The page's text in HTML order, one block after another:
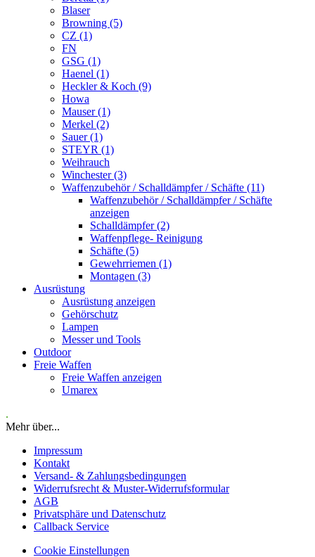
Blaser
Browning (5)
CZ (1)
FN
GSG (1)
Haenel (1)
Heckler & Koch (9)
Howa
Mauser (1)
Merkel (2)
Sauer (1)
STEYR (1)
Weihrauch
Winchester (3)
Waffenzubehör / Schalldämpfer / Schäfte (11)
Waffenzubehör / Schalldämpfer / Schäfte
anzeigen
Schalldämpfer (2)
Waffenpflege- Reinigung
Schäfte (5)
Gewehrriemen (1)
Montagen (3)
Ausrüstung
Ausrüstung anzeigen
Gehörschutz
Lampen
Messer und Tools
Outdoor
Freie Waffen
Freie Waffen anzeigen
Umarex
.
Mehr über...
Impressum
Kontakt
Versand- & Zahlungsbedingungen
Widerrufsrecht & Muster-Widerrufsformular
AGB
Privatsphäre und Datenschutz
Callback Service
Cookie Einstellungen